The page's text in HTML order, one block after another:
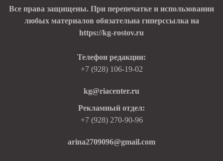
Все права защищены. При перепечатке и использовании
любых материалов обязательна гиперссылка на
https://kg-rostov.ru
Телефон редакции:
+7 (928) 106-19-02
kg@riacenter.ru
Рекламный отдел:
+7 (928) 270-90-96
arina2709096@gmail.com